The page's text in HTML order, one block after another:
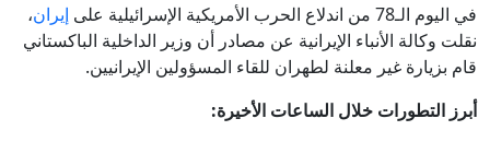
في اليوم الـ78 من اندلاع الحرب الأمريكية الإسرائيلية على
إيران،
نقلت وكالة الأنباء الإيرانية عن مصادر أن وزير الداخلية الباكستاني
قام بزيارة غير معلنة لطهران للقاء المسؤولين الإيرانيين.
أبرز التطورات خلال الساعات الأخيرة: